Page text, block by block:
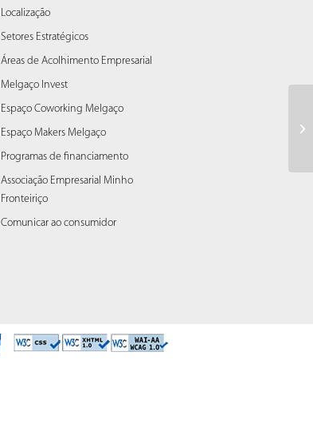
Localização
Setores Estratégicos
Áreas de Acolhimento Empresarial
Melgaço Invest
Espaço Coworking Melgaço
Espaço Makers Melgaço
Programas de financiamento
Associação Empresarial Minho
Fronteiriço
Comunicar ao consumidor